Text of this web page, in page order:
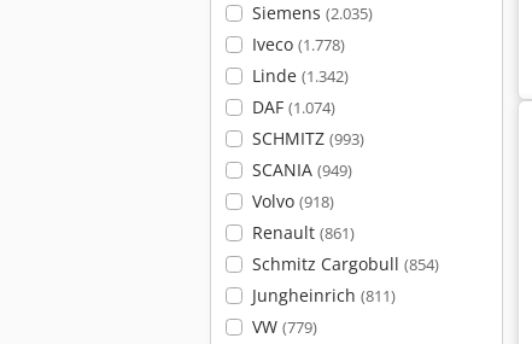
Siemens (2.035)
Iveco (1.778)
Linde (1.342)
DAF (1.074)
SCHMITZ (993)
SCANIA (949)
Volvo (918)
Renault (861)
Schmitz Cargobull (854)
Jungheinrich (811)
VW (779)